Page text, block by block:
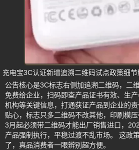
充电宝3C认证新增追溯二维码试点政策细节
公告核心是3C标志右侧加追溯二维码，二
免费给企业，扫码即查产品证书有效、生
机构等关键信息，打通获证产品到企业的
贴心，标志只多二维码不改其他，印刷模
3月起必须带二维码才能出厂销售进口，
产品强制执行，平稳过渡不乱市场。 这政
了，真品消费者一眼辨别超方便。